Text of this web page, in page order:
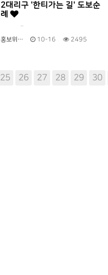
2대리구 '한티가는 길' 도보순
례
..
홍보위… 10-16 2495
25 26 27 28 29 30